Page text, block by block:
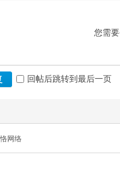
您需
回帖后跳转到最后一页
网络